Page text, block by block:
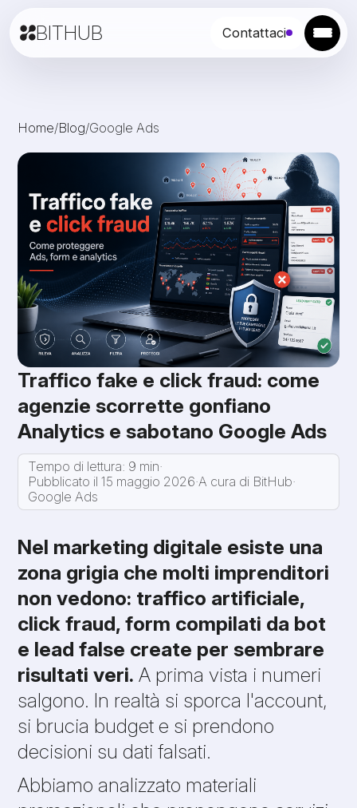
BITHUB Contattaci
Home/Blog/Google Ads
Traffico fake e click fraud: come
agenzie scorrette gonfiano
Analytics e sabotano Google Ads
Tempo di lettura: 9 min·
Pubblicato il 15 maggio 2026·A cura di BitHub·
Google Ads
Nel marketing digitale esiste una
zona grigia che molti imprenditori
non vedono: traffico artificiale,
click fraud, form compilati da bot
e lead false create per sembrare
risultati veri. A prima vista i numeri
salgono. In realtà si sporca l'account,
si brucia budget e si prendono
decisioni su dati falsati.
Abbiamo analizzato materiali